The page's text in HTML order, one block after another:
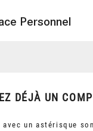
Personnel
DÉJÀ UN
avec un astérisque